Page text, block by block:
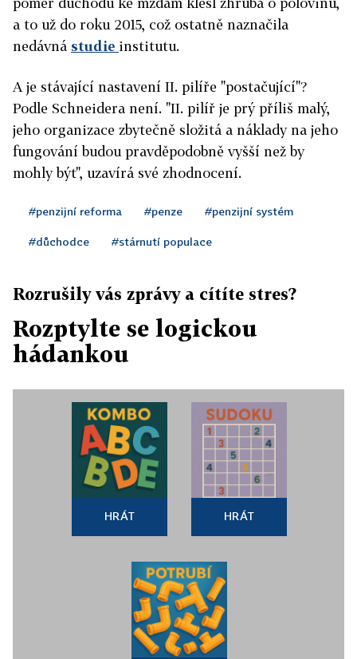
a to už do roku 2015, což ostatně naznačila
nedávná studie institutu.
A je stávající nastavení II. pilíře "postačující"?
Podle Schneidera není. "II. pilíř je prý příliš malý,
jeho organizace zbytečně složitá a náklady na jeho
fungování budou pravděpodobně vyšší než by
mohly být", uzavírá své zhodnocení.
#penzijní reforma #penze #penzijní systém
#důchodce #stárnutí populace
Rozrušily vás zprávy a cítíte stres?
Rozptylte se logickou
hádankou
HRÁT HRÁT